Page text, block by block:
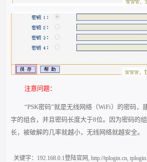
注意问题：
“PSK密码”就是无线网络（WiFi）的密码，
字的组合，并且密码长度大于8位。因为密码的
长，被破解的几率就越小，无线网络就越安全。
关键字： 192.168.0.1登陆官网 ,http://tplogin.cn ,